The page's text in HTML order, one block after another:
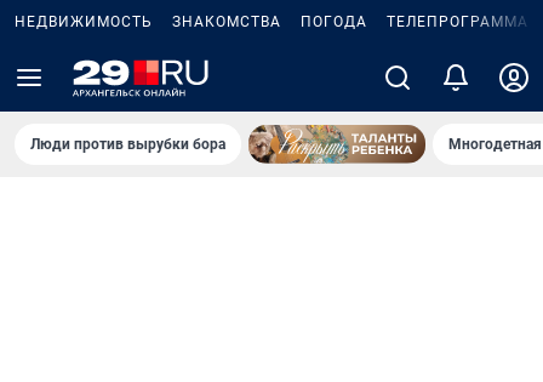
НЕДВИЖИМОСТЬ ЗНАКОМСТВА ПОГОДА ТЕЛЕПРОГРАММА
Люди против вырубки бора